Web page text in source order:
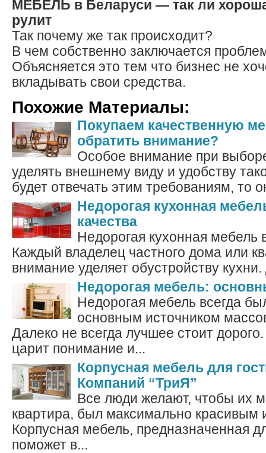
МЕБЕЛЬ в Беларуси — так ли
рулит
Так почему же так происходит?
В чем собственно заключается
Объясняется это тем что бизнес не
вкладывать свои средства.
Похожие Материалы:
Покупаем качественную
обратить внимание?
Особое внимание при
уделять внешнему виду и удобству
будет отвечать этим требованиям, то
Недорогая кухонная
качества
Недорогая кухонная мебель
Каждый владелец частного дома или
внимание уделяет обустройству
Недорогая мебель:
Недорогая мебель всегда
основным источником
Далеко не всегда лучшее стоит
царит понимание и...
Корпусная мебель для
Компаний “ТриЯ”
Все люди желают, чтобы их
квартира, был максимально
Корпусная мебель, предназначенная
поможет в...